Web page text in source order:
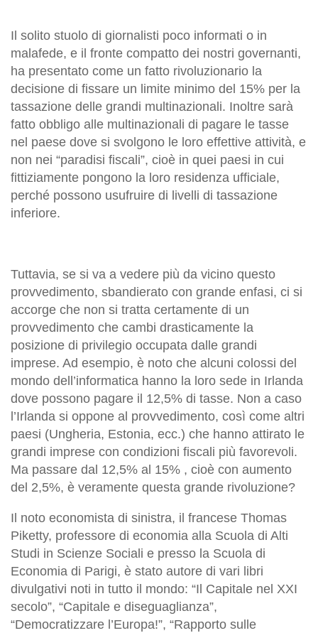
Il solito stuolo di giornalisti poco informati o in
malafede, e il fronte compatto dei nostri governanti,
ha presentato come un fatto rivoluzionario la
decisione di fissare un limite minimo del 15% per la
tassazione delle grandi multinazionali. Inoltre sarà
fatto obbligo alle multinazionali di pagare le tasse
nel paese dove si svolgono le loro effettive attività, e
non nei “paradisi fiscali”, cioè in quei paesi in cui
fittiziamente pongono la loro residenza ufficiale,
perché possono usufruire di livelli di tassazione
inferiore.
Tuttavia, se si va a vedere più da vicino questo
provvedimento, sbandierato con grande enfasi, ci si
accorge che non si tratta certamente di un
provvedimento che cambi drasticamente la
posizione di privilegio occupata dalle grandi
imprese. Ad esempio, è noto che alcuni colossi del
mondo dell’informatica hanno la loro sede in Irlanda
dove possono pagare il 12,5% di tasse. Non a caso
l’Irlanda si oppone al provvedimento, così come altri
paesi (Ungheria, Estonia, ecc.) che hanno attirato le
grandi imprese con condizioni fiscali più favorevoli.
Ma passare dal 12,5% al 15% , cioè con aumento
del 2,5%, è veramente questa grande rivoluzione?
Il noto economista di sinistra, il francese Thomas
Piketty, professore di economia alla Scuola di Alti
Studi in Scienze Sociali e presso la Scuola di
Economia di Parigi, è stato autore di vari libri
divulgativi noti in tutto il mondo: “Il Capitale nel XXI
secolo”, “Capitale e diseguaglianza”,
“Democratizzare l’Europa!”, “Rapporto sulle